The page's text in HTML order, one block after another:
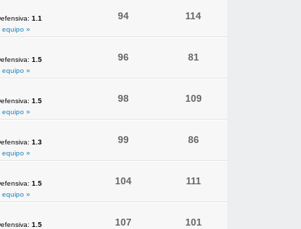
1.1
equipo »
94 114
1.5
equipo »
96 81
1.5
equipo »
98 109
1.3
equipo »
99 86
1.5
equipo »
104 111
1.5
107 101